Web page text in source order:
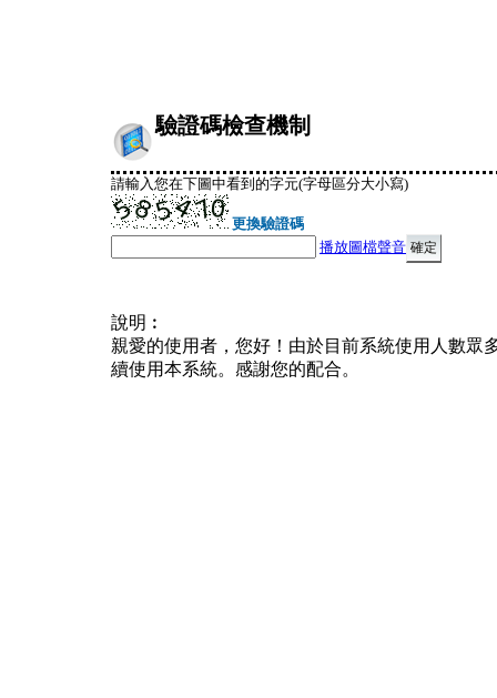
驗證碼檢查機制
請輸入您在下圖中看到的字元(字母區分大小寫)
更換驗證碼
播放圖檔聲音
說明︰
親愛的使用者，您好！由於目前系統使用人數眾
續使用本系統。感謝您的配合。